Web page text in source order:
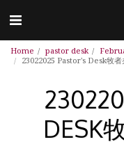
Home pastor desk
23022025 Pastor's Desk牧者
DESK